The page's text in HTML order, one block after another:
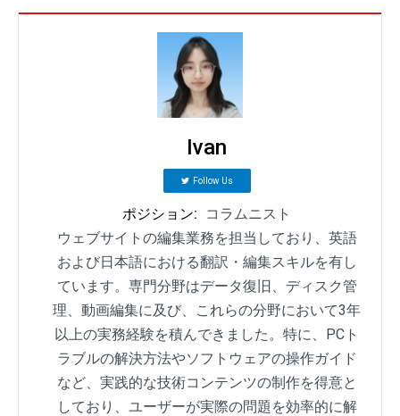
Ivan
Follow Us
ポジション:
コラムニスト
ウェブサイトの編集業務を担当しており、英語
および日本語における翻訳・編集スキルを有し
ています。専門分野はデータ復旧、ディスク管
理、動画編集に及び、これらの分野において3年
以上の実務経験を積んできました。特に、PCト
ラブルの解決方法やソフトウェアの操作ガイド
など、実践的な技術コンテンツの制作を得意と
しており、ユーザーが実際の問題を効率的に解